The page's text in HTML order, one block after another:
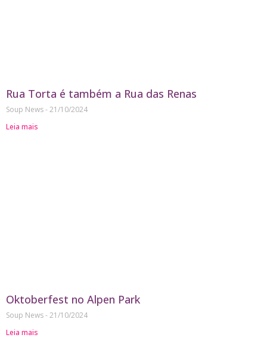
Rua Torta é também a Rua das Renas
Soup News 21/10/2024
Leia mais
Oktoberfest no Alpen Park
Soup News 21/10/2024
Leia mais